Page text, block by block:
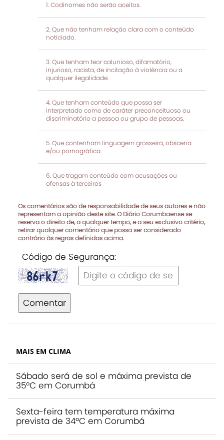
Codinomes não serão aceitos.
Que não tenham relação clara com o conteúdo
noticiado.
Que tenham teor calunioso, difamatório,
injurioso, racista, de incitação à violência ou a
qualquer ilegalidade.
Que tenham conteúdo que possa ser
interpretado como de caráter preconceituoso ou
discriminatório a pessoa ou grupo de pessoas.
Que contenham linguagem grosseira, obscena
e/ou pornográfica.
Que tragam conteúdo com acusações ou
ofensas à terceiros
Os comentários são de responsabilidade de seus autores e não
representam a opinião deste site. O Diário Corumbaense se
reserva o direito de, a qualquer tempo, e a seu exclusivo critério,
retirar qualquer comentário que possa ser considerado
contrário às regras definidas acima.
Código de Segurança:
Comentar
MAIS EM CLIMA
Sábado será de sol e máxima prevista de
35ºC em Corumbá
Sexta-feira tem temperatura máxima
prevista de 34ºC em Corumbá